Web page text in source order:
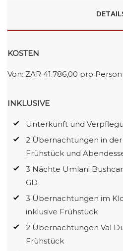
KOSTEN
Von: ZAR 41.786,00 pro
INKLUSIVE
Unterkunft und
2 Übernachtungen in
Frühstück und
3 Nächte Umlani
GD
3 Übernachtungen im
inklusive Frühstück
2 Übernachtungen Val
Frühstück